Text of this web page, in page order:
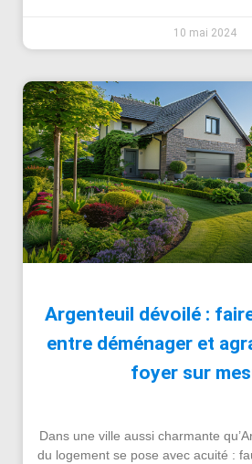
10 mai 2024
Argenteuil dévoilé :
entre déménager et
foyer sur
Dans une ville aussi charmante
du logement se pose avec acuité :